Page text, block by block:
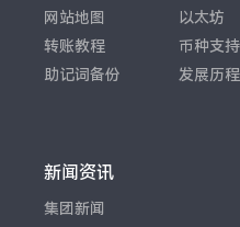
网站地图
转账教程
助记词备份
以太坊
币种支持
发展历程
新闻资讯
集团新闻